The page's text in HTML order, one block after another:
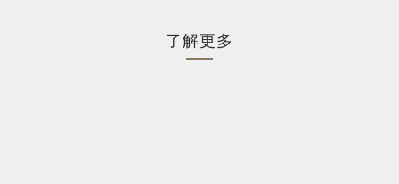
了解更多